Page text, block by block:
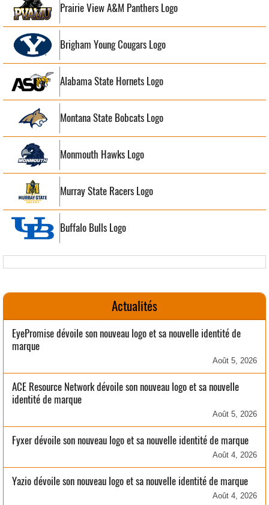
Prairie View A&M Panthers Logo
Brigham Young Cougars Logo
Alabama State Hornets Logo
Montana State Bobcats Logo
Monmouth Hawks Logo
Murray State Racers Logo
Buffalo Bulls Logo
Actualités
EyePromise dévoile son nouveau logo et sa nouvelle identité de
marque
Août 5, 2026
ACE Resource Network dévoile son nouveau logo et sa nouvelle
identité de marque
Août 5, 2026
Fyxer dévoile son nouveau logo et sa nouvelle identité de marque
Août 4, 2026
Yazio dévoile son nouveau logo et sa nouvelle identité de marque
Août 4, 2026